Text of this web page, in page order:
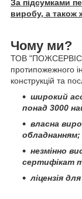
За підсумками
виробу, а також
Чому ми?
ТОВ "ПОЖСЕРВІС"
протипожежного
конструкцій та
широкий
понад 3000
власна
обладнанням;
незмінно
сертифікат
ліцензія